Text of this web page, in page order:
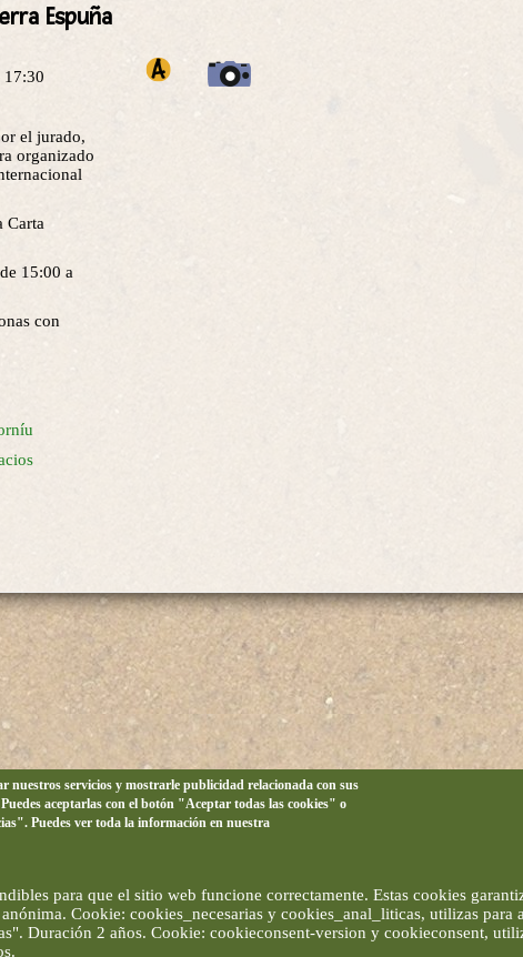
Espuña
17:30
el jurado,
organizado
Carta
15:00 a
con
nuestros servicios y mostrarle publicidad relacionada con sus
aceptarlas con el botón "Aceptar todas las cookies" o
Puedes ver toda la información en nuestra
para que el sitio web funcione correctamente. Estas cookies
Cookie: cookies_necesarias y cookies_anal_liticas, utilizas para
Duración 2 años. Cookie: cookieconsent-version y cookieconsent,